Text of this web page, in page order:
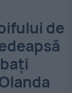
de